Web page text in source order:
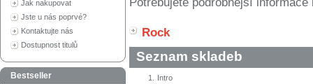
Jak nakupovat
Jste u nás poprvé?
Kontaktujte nás
Dostupnost titulů
Bestseller
Rock
Seznam skladeb
1.
Intro